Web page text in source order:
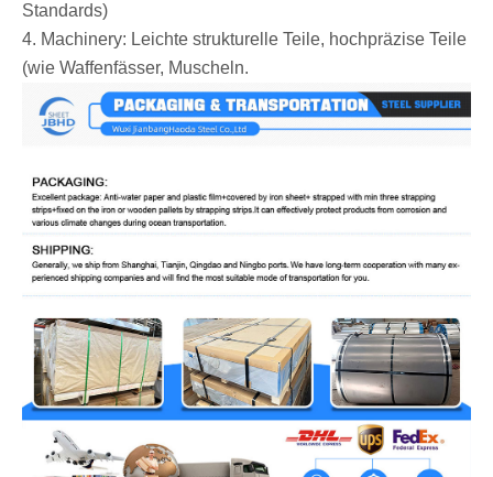
Standards)
4. Machinery: Leichte strukturelle Teile, hochpräzise Teile
(wie Waffenfässer, Muscheln.